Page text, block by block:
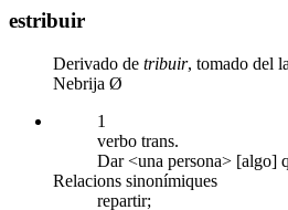
estribuir
Derivado de tribuir, tomado del
Nebrija Ø
1
verbo trans.
Dar <una persona> [algo]
Relacions sinonímiques
repartir;